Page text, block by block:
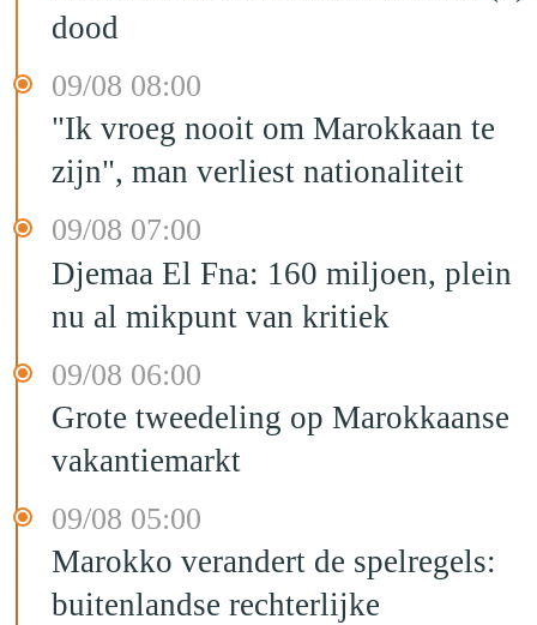
dood
09/08 08:00
"Ik vroeg nooit om Marokkaan te
zijn", man verliest nationaliteit
09/08 07:00
Djemaa El Fna: 160 miljoen, plein
nu al mikpunt van kritiek
09/08 06:00
Grote tweedeling op Marokkaanse
vakantiemarkt
09/08 05:00
Marokko verandert de spelregels:
buitenlandse rechterlijke